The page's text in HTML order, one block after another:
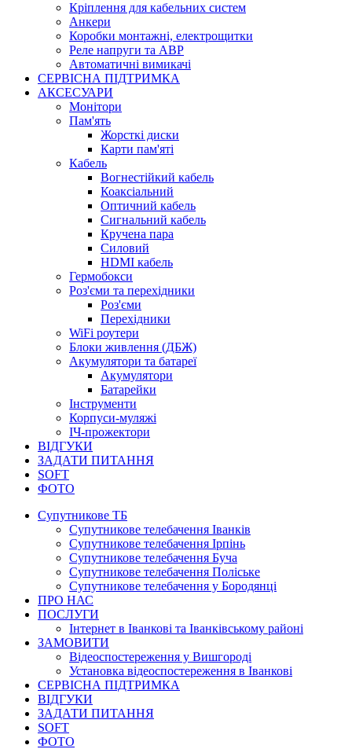
Кріплення для кабельних систем
Анкери
Коробки монтажні, електрощитки
Реле напруги та АВР
Автоматичні вимикачі
СЕРВІСНА ПІДТРИМКА
АКСЕСУАРИ
Монітори
Пам'ять
Жорсткі диски
Карти пам'яті
Кабель
Вогнестійкий кабель
Коаксіальний
Оптичний кабель
Сигнальний кабель
Кручена пара
Силовий
HDMI кабель
Гермобокси
Роз'єми та перехідники
Роз'єми
Перехідники
WiFi роутери
Блоки живлення (ДБЖ)
Акумулятори та батареї
Акумулятори
Батарейки
Інструменти
Корпуси-муляжі
ІЧ-прожектори
ВІДГУКИ
ЗАДАТИ ПИТАННЯ
SOFT
ФОТО
Супутникове ТБ
Супутникове телебачення Іванків
Супутникове телебачення Ірпінь
Супутникове телебачення Буча
Супутникове телебачення Поліське
Супутникове телебачення у Бородянці
ПРО НАС
ПОСЛУГИ
Інтернет в Іванкові та Іванківському районі
ЗАМОВИТИ
Відеоспостереження у Вишгороді
Установка відеоспостереження в Іванкові
СЕРВІСНА ПІДТРИМКА
ВІДГУКИ
ЗАДАТИ ПИТАННЯ
SOFT
ФОТО